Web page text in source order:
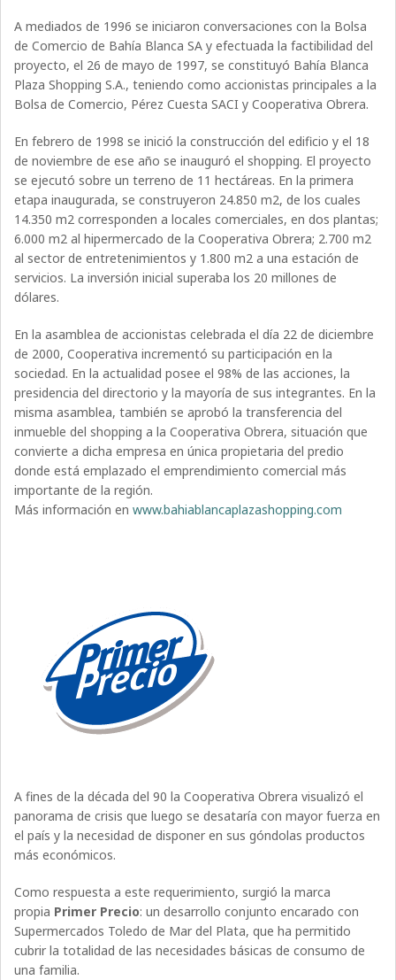
A mediados de 1996 se iniciaron conversaciones con la Bolsa
de Comercio de Bahía Blanca SA y efectuada la factibilidad del
proyecto, el 26 de mayo de 1997, se constituyó Bahía Blanca
Plaza Shopping S.A., teniendo como accionistas principales a la
Bolsa de Comercio, Pérez Cuesta SACI y Cooperativa Obrera.
En febrero de 1998 se inició la construcción del edificio y el 18
de noviembre de ese año se inauguró el shopping. El proyecto
se ejecutó sobre un terreno de 11 hectáreas. En la primera
etapa inaugurada, se construyeron 24.850 m2, de los cuales
14.350 m2 corresponden a locales comerciales, en dos plantas;
6.000 m2 al hipermercado de la Cooperativa Obrera; 2.700 m2
al sector de entretenimientos y 1.800 m2 a una estación de
servicios. La inversión inicial superaba los 20 millones de
dólares.
En la asamblea de accionistas celebrada el día 22 de diciembre
de 2000, Cooperativa incrementó su participación en la
sociedad. En la actualidad posee el 98% de las acciones, la
presidencia del directorio y la mayoría de sus integrantes. En la
misma asamblea, también se aprobó la transferencia del
inmueble del shopping a la Cooperativa Obrera, situación que
convierte a dicha empresa en única propietaria del predio
donde está emplazado el emprendimiento comercial más
importante de la región.
Más información enwww.bahiablancaplazashopping.com
A fines de la década del 90 la Cooperativa Obrera visualizó el
panorama de crisis que luego se desataría con mayor fuerza en
el país y la necesidad de disponer en sus góndolas productos
más económicos.
Como respuesta a este requerimiento, surgió la marca
propia Primer Precio: un desarrollo conjunto encarado con
Supermercados Toledo de Mar del Plata, que ha permitido
cubrir la totalidad de las necesidades básicas de consumo de
una familia.